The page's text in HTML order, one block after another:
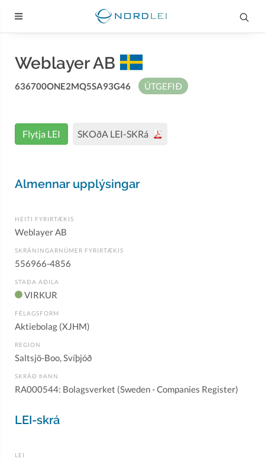
Weblayer AB
636700ONE2MQ5SA93G46 ÚTGEFIÐ
Flytja LEI SKOðA LEI-SKRá
Almennar upplýsingar
HEITI FYRIRTÆKIS
Weblayer AB
SKRÁNINGARNÚMER FYRIRTÆKIS
556966-4856
STAÐA AÐILA
VIRKUR
FÉLAGSFORM
Aktiebolag (XJHM)
REGION
Saltsjö-Boo, Svíþjóð
SKRÁÐ ÞANN
RA000544: Bolagsverket (Sweden - Companies Register)
LEI-skrá
LEI